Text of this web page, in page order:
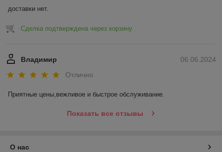
доставки нет.
Сделка подтверждена через корзину
06.06.2024
Владимир
Отлично
Приятные цены,вежливое и быстрое обслуживание.
Показать все отзывы
О нас